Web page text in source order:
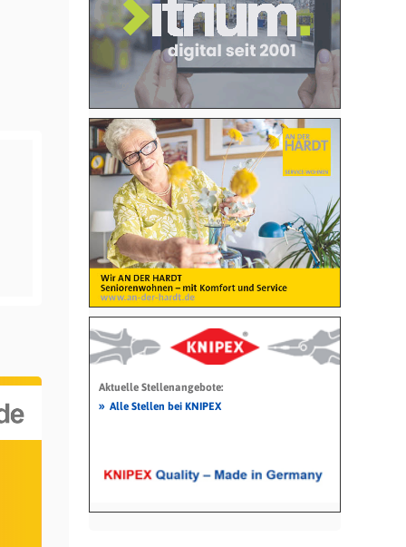
Aktuelle Stellenangebote:
» Alle Stellen bei KNIPEX